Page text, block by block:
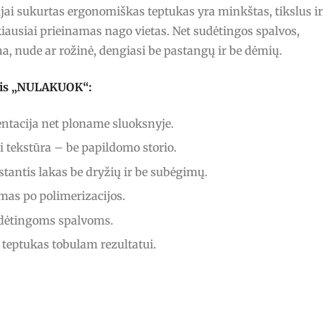
sukurtas ergonomiškas teptukas yra minkštas, tikslus ir
prieinamas nago vietas. Net sudėtingos spalvos,
nude ar rožinė, dengiasi be pastangų ir be dėmių.
„NULAKUOK“:
net ploname sluoksnyje.
tekstūra – be papildomo storio.
lakas be dryžių ir be subėgimų.
po polimerizacijos.
spalvoms.
tobulam rezultatui.